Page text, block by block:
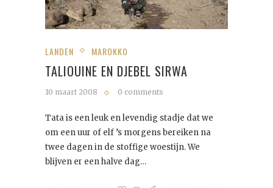
LANDEN MAROKKO
TALIOUINE EN DJEBEL SIRWA
10 maart 2008 0 comments
Tata is een leuk en levendig stadje dat we
om een uur of elf ’s morgens bereiken na
twee dagen in de stoffige woestijn. We
blijven er een halve dag…